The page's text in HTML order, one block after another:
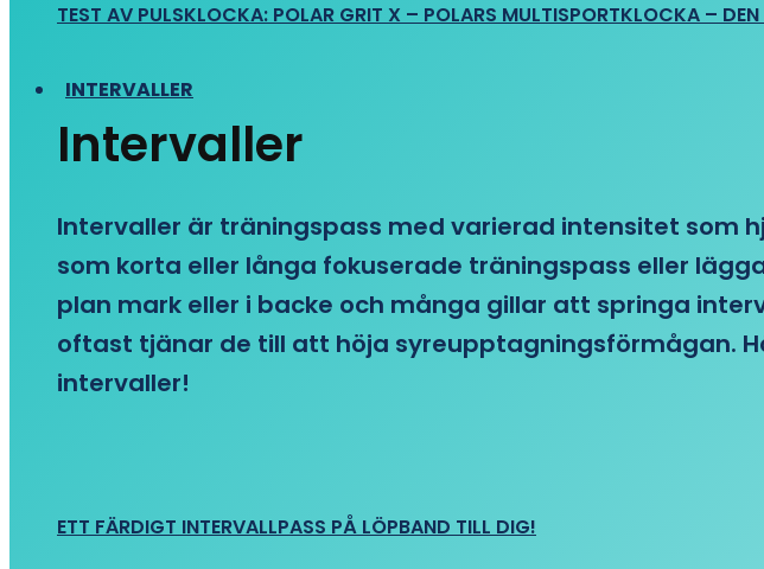
TEST AV PULSKLOCKA: POLAR GRIT X – POLARS MULTISPORTKLOCKA –
INTERVALLER
Intervaller
Intervaller är träningspass med varierad intensitet som
som korta eller långa fokuserade träningspass eller
plan mark eller i backe och många gillar att springa
oftast tjänar de till att höja syreupptagningsförmågan.
intervaller!
ETT FÄRDIGT INTERVALLPASS PÅ LÖPBAND TILL DIG!